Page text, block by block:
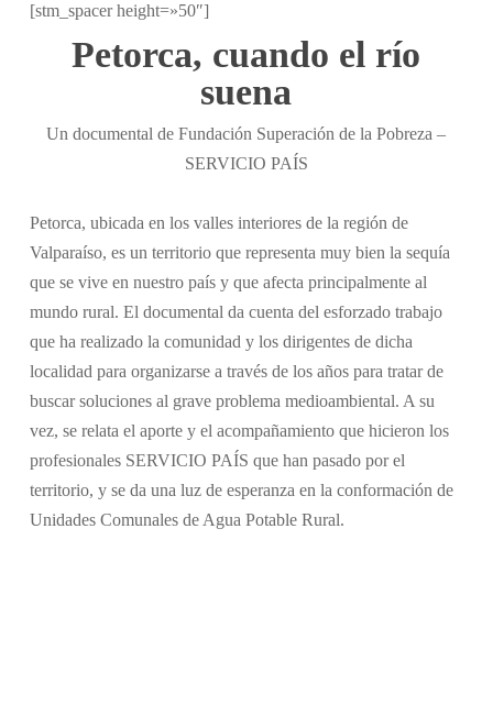
[stm_spacer height=»50″]
Petorca, cuando el río
suena
Un documental de Fundación Superación de la Pobreza –
SERVICIO PAÍS
Petorca, ubicada en los valles interiores de la región de
Valparaíso, es un territorio que representa muy bien la sequía
que se vive en nuestro país y que afecta principalmente al
mundo rural. El documental da cuenta del esforzado trabajo
que ha realizado la comunidad y los dirigentes de dicha
localidad para organizarse a través de los años para tratar de
buscar soluciones al grave problema medioambiental. A su
vez, se relata el aporte y el acompañamiento que hicieron los
profesionales SERVICIO PAÍS que han pasado por el
territorio, y se da una luz de esperanza en la conformación de
Unidades Comunales de Agua Potable Rural.